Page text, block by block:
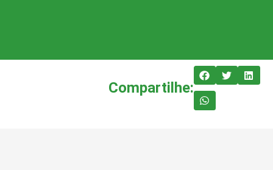
Compartilhe: